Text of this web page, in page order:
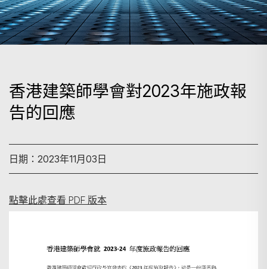
香港建築師學會對2023年施政報
告的回應
日期：2023年11月03日
點擊此處查看 PDF 版本